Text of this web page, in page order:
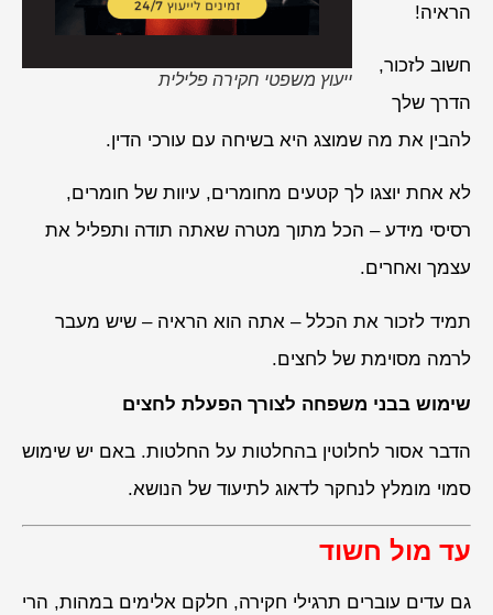
ייעוץ משפטי חקירה פלילית
הראיה!
חשוב לזכור,
הדרך שלך
להבין את מה שמוצג היא בשיחה עם עורכי הדין.
לא אחת יוצגו לך קטעים מחומרים, עיוות של חומרים,
רסיסי מידע – הכל מתוך מטרה שאתה תודה ותפליל את
עצמך ואחרים.
תמיד לזכור את הכלל – אתה הוא הראיה – שיש מעבר
לרמה מסוימת של לחצים.
שימוש בבני משפחה לצורך הפעלת לחצים
הדבר אסור לחלוטין בהחלטות על החלטות. באם יש שימוש
סמוי מומלץ לנחקר לדאוג לתיעוד של הנושא.
עד מול חשוד
גם עדים עוברים תרגילי חקירה, חלקם אלימים במהות, הרי